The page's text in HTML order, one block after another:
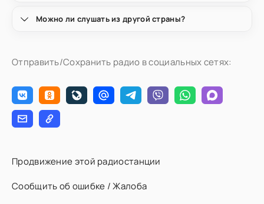
Можно ли слушать из другой страны?
Отправить/Сохранить радио в социальных сетях:
Продвижение этой радиостанции
Сообщить об ошибке / Жалоба